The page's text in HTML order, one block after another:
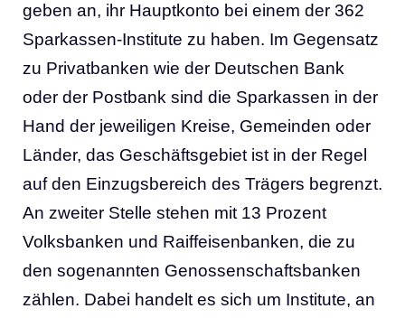
geben an, ihr Hauptkonto bei einem der 362
Sparkassen-Institute zu haben. Im Gegensatz
zu Privatbanken wie der Deutschen Bank
oder der Postbank sind die Sparkassen in der
Hand der jeweiligen Kreise, Gemeinden oder
Länder, das Geschäftsgebiet ist in der Regel
auf den Einzugsbereich des Trägers begrenzt.
An zweiter Stelle stehen mit 13 Prozent
Volksbanken und Raiffeisenbanken, die zu
den sogenannten Genossenschaftsbanken
zählen. Dabei handelt es sich um Institute, an